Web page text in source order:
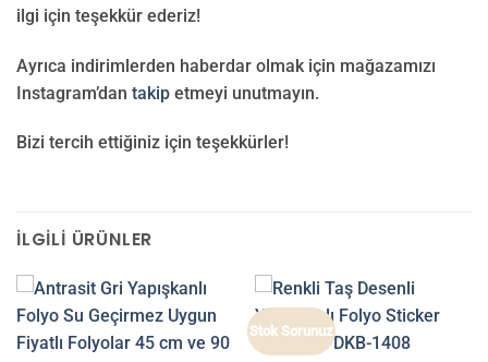
ilgi için teşekkür ederiz!
Ayrıca indirimlerden haberdar olmak için mağazamızı
Instagram’dan takip etmeyi unutmayın.
Bizi tercih ettiğiniz için teşekkürler!
İLGILI ÜRÜNLER
Stok Sorunuz